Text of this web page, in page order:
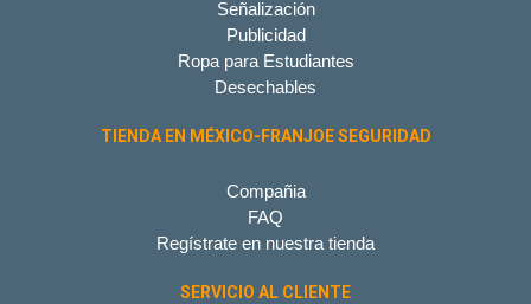
Señalización
Publicidad
Ropa para Estudiantes
Desechables
TIENDA EN MÉXICO-FRANJOE SEGURIDAD
Compañia
FAQ
Regístrate en nuestra tienda
SERVICIO AL CLIENTE